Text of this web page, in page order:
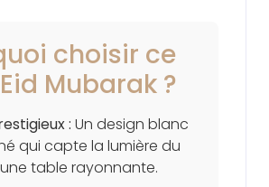
choisir ce
Mubarak ?
: Un design blanc
qui capte la lumière du
table rayonnante.